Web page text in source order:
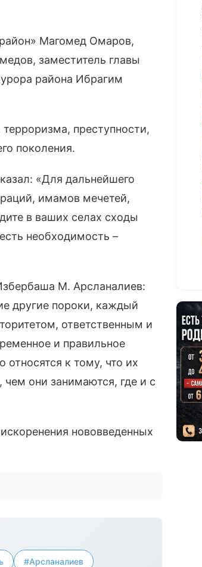
Магомед Омаров,
заместитель главы
района Ибрагим
преступности,
поколения.
«Для дальнейшего
имамов мечетей,
в ваших селах сходы
необходимость –
М. Арсланалиев:
другие пороки, каждый
ответственным и
и правильное
относятся к тому, что их
они занимаются, где и с
нововведенных
#Арсланалиев